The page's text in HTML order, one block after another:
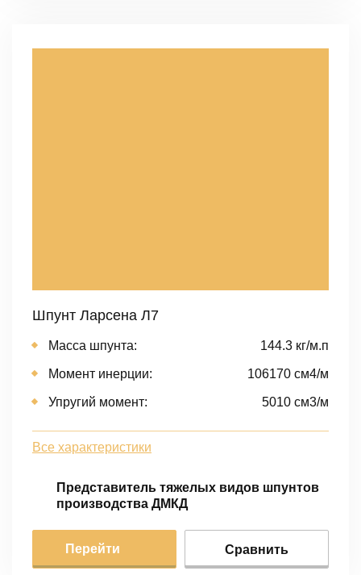
Шпунт Ларсена Л7
Масса шпунта: 144.3 кг/м.п
Момент инерции: 106170 cм4/м
Упругий момент: 5010 cм3/м
Все характеристики
Представитель тяжелых видов шпунтов
производства ДМКД
Перейти Сравнить